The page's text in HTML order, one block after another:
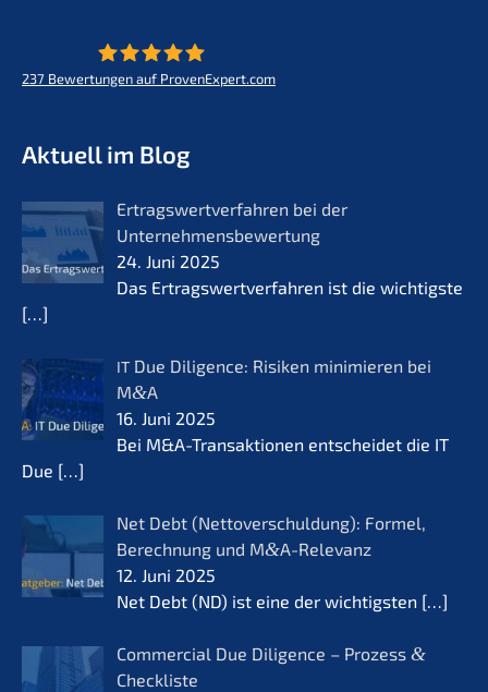
237 Bewertungen auf ProvenExpert.com
Aktuell im Blog
Ertrags­wert­ver­fah­ren bei der
Unternehmensbewertung
24. Juni 2025
Das Ertrags­wert­ver­fah­ren ist die wichtigs­te
[…]
IT Due Diligence: Risiken minimie­ren bei
M&A
16. Juni 2025
Bei M&A-Transaktionen entschei­det die IT
Due […]
Net Debt (Netto­ver­schul­dung): Formel,
Berech­nung und M&A-Relevanz
12. Juni 2025
Net Debt (ND) ist eine der wichtigs­ten […]
Commer­cial Due Diligence – Prozess &
Checkliste